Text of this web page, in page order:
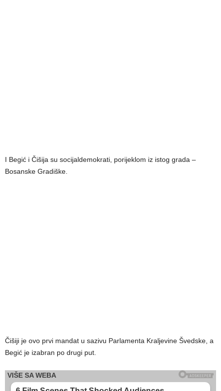
I Begić i Čišija su socijaldemokrati, porijeklom iz istog grada –
Bosanske Gradiške.
Čišiji je ovo prvi mandat u sazivu Parlamenta Kraljevine Švedske, a
Begić je izabran po drugi put.